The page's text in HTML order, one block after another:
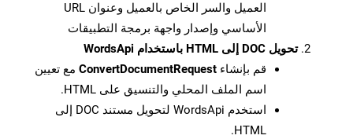
العميل والسر الخاص بالعميل وعنوان URL
الأساسي وإصدار واجهة برمجة التطبيقات
تحويل DOC إلى HTML باستخدام WordsApi
قم بإنشاء ConvertDocumentRequest مع تعيين
اسم الملف المحلي والتنسيق على HTML.
استخدم WordsApi لتحويل مستند DOC إلى
HTML.